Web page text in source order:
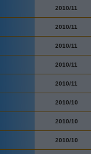
2010/11
2010/11
2010/11
2010/11
2010/11
2010/10
2010/10
2010/10